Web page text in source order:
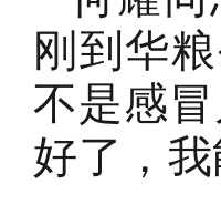
刚到华
不是感
好了，